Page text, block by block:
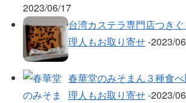
2023/06/17
台湾カステラ専門店つき
理人もお取り寄せ‐2023/
春華堂のみそまん３種食
理人もお取り寄せ‐2023/